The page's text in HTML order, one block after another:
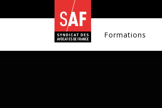
Formations